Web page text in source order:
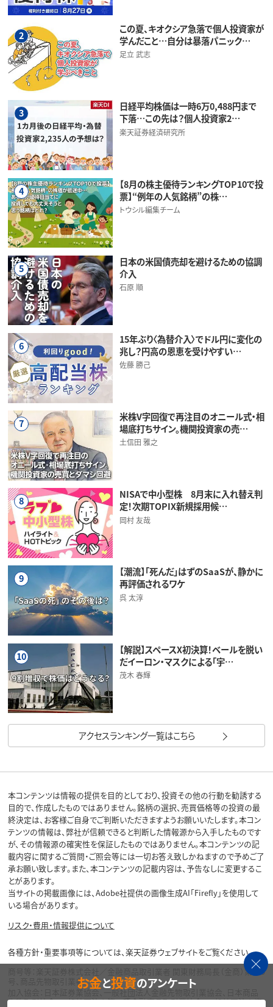
2
この夏、キオクシア急落で個人投資家が
学んだこと…自分は暴落パニック…
足立 武志
3
日経平均株価は一時6万0,488円まで
下落…この先は？個人投資家2…
楽天証券経済研究所
4
【8月の株主優待ランキングTOP10で投
票】“例年の人気銘柄”の株…
トウシル編集チーム
5
日本の米国債売却を避けるための協調
介入
石原 順
6
15年ぶり〈為替介入〉でドル円に変化の
兆し？円高の恩恵を受けやすい…
佐藤 勝己
7
米株V字回復で再注目のオニール式・相
場底打ちサイン。機関投資家の売…
土信田 雅之
8
NISAで中小型株 8月末に入れ替え判
定！次期TOPIX新規採用候…
岡村 友哉
9
【潮流】「死んだ」はずのSaaSが、静かに
再評価されるワケ
呉 太淳
10
【解説】スペースX初決算！ベールを脱い
だイーロン・マスクによる「宇…
茂木 春輝
アクセスランキング一覧はこちら
本コンテンツは情報の提供を目的としており、投資その他の行動を勧誘する
目的で、作成したものではありません。銘柄の選択、売買価格等の投資の最
終決定は、お客様ご自身でご判断いただきますようお願いいたします。本コン
テンツの情報は、弊社が信頼できると判断した情報源から入手したものです
が、その情報源の確実性を保証したものではありません。本コンテンツの記
載内容に関するご質問・ご照会等には一切お答え致しかねますので予めご了
承お願い致します。また、本コンテンツの記載内容は、予告なしに変更するこ
とがあります。
当サイトの掲載画像には、Adobe社提供の画像生成AI「Firefly」を使用して
いる場合があります。
リスク・費用・情報提供について
各種方針・重要事項等については、楽天証券ウェブサイトをご覧ください。
商号等：楽天証券株式会社／金融商品取引業者 関東財務局長（金商）第195
号、商品先物取引業者
加入協会：日本証券業協会、一般社団法人金融先物取引業協会、日本商品
先物取引協会、一般社団法人第二種金融商品取引業協会、一般社団法人資
お金と投資のアンケート